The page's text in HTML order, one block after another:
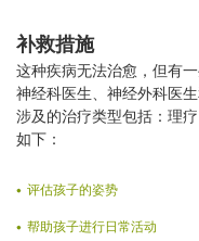
补救措施
这种疾病无法治愈，但有
神经科医生、神经外科医生
涉及的治疗类型包括：理
如下：
评估孩子的姿势
帮助孩子进行日常活动